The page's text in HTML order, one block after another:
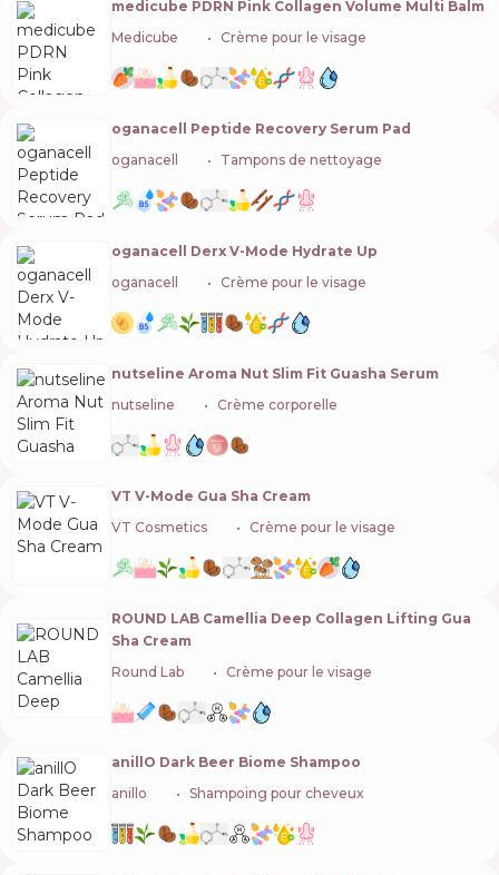
medicube PDRN Pink Collagen Volume Multi Balm
Medicube
Crème pour le visage
oganacell Peptide Recovery Serum Pad
oganacell
Tampons de nettoyage
oganacell Derx V-Mode Hydrate Up
oganacell
Crème pour le visage
nutseline Aroma Nut Slim Fit Guasha Serum
nutseline
Crème corporelle
VT V-Mode Gua Sha Cream
VT Cosmetics
Crème pour le visage
ROUND LAB Camellia Deep Collagen Lifting Gua
Sha Cream
Round Lab
Crème pour le visage
anillO Dark Beer Biome Shampoo
anillo
Shampoing pour cheveux